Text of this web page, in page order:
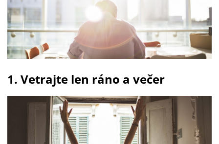
1. Vetrajte len ráno a večer